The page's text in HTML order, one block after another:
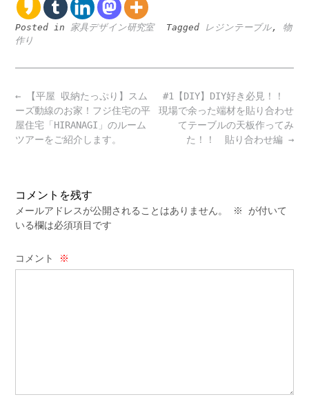
Posted in 家具デザイン研究室 Tagged レジンテーブル, 物
作り
Post
navigation
#1【DIY】DIY好き必見！！
現場で余った端材を貼り合わせ
てテーブルの天板作ってみ
た！！ 貼り合わせ編 →
← 【平屋 収納たっぷり】スム
ーズ動線のお家！フジ住宅の平
屋住宅「HIRANAGI」のルーム
ツアーをご紹介します。
コメントを残す
メールアドレスが公開されることはありません。 ※
が付いて
いる欄は必須項目です
コメント ※